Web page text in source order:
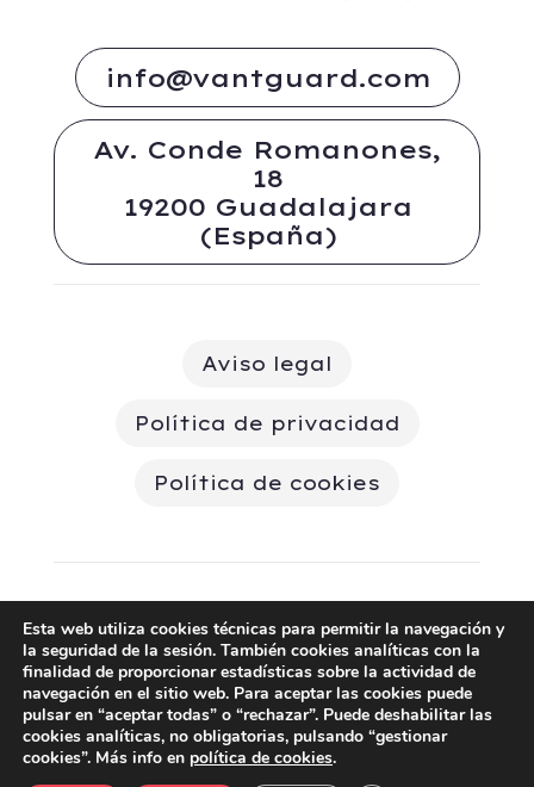
info@vantguard.com
Av. Conde Romanones,
18
19200 Guadalajara
(España)
Aviso legal
Política de privacidad
Política de cookies
© Vantguard | Todos los derechos
reservados | Creado porFL
Esta web utiliza cookies técnicas para permitir la navegación y
la seguridad de la sesión. También cookies analíticas con la
finalidad de proporcionar estadísticas sobre la actividad de
navegación en el sitio web. Para aceptar las cookies puede
pulsar en “aceptar todas” o “rechazar”. Puede deshabilitar las
cookies analíticas, no obligatorias, pulsando “gestionar
cookies”. Más info en política de cookies.
English(Inglés) Español